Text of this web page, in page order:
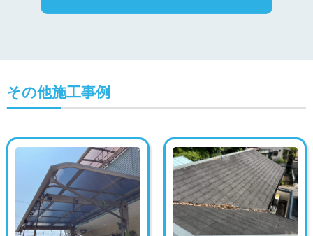
その他施工事例